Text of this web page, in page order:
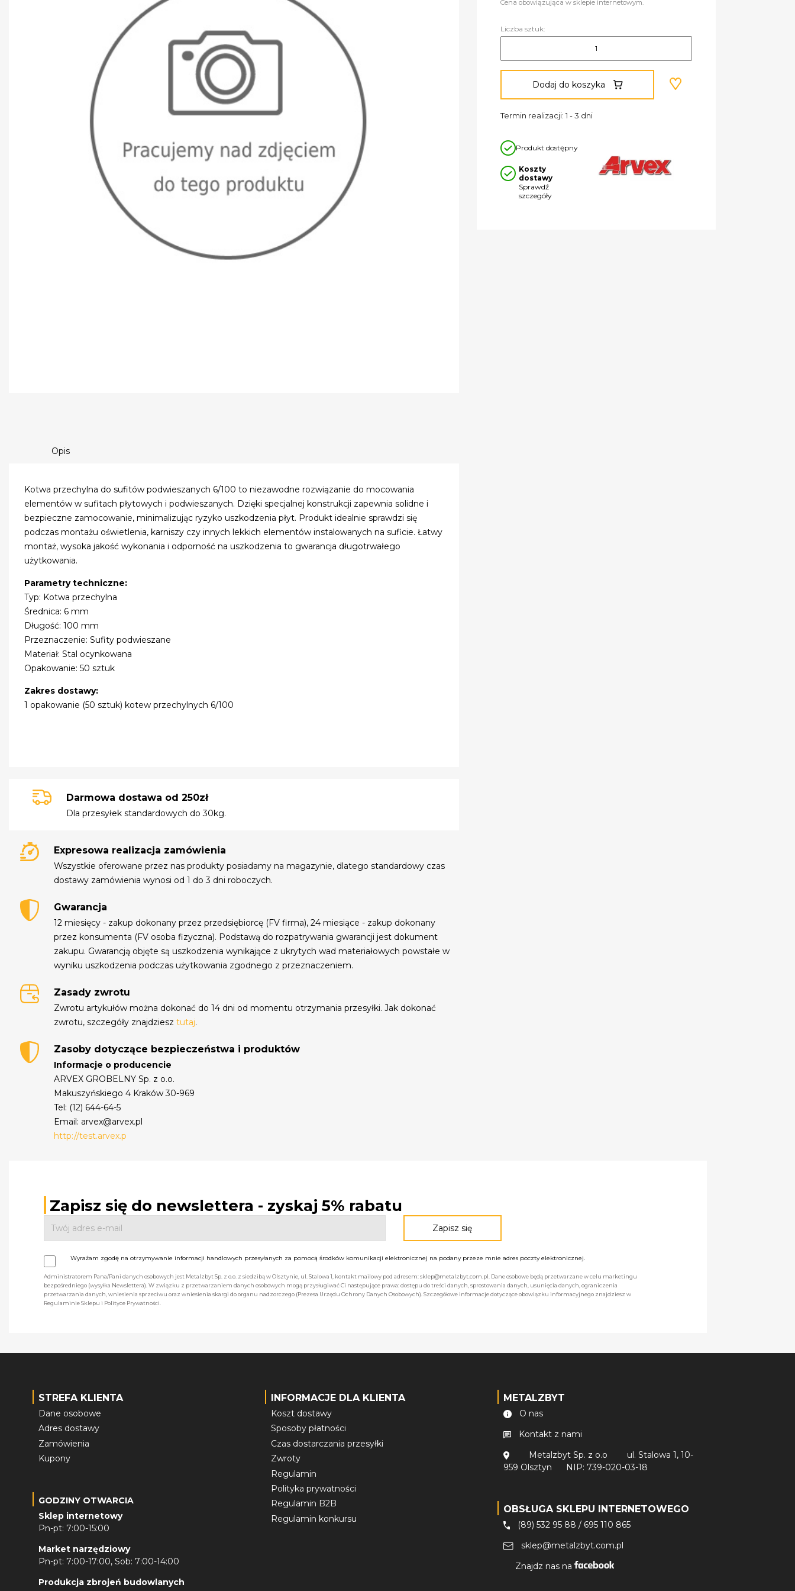
Opis
Kotwa przechylna do sufitów podwieszanych 6/100 to niezawodne rozwiązanie do mocowania
elementów w sufitach płytowych i podwieszanych. Dzięki specjalnej konstrukcji zapewnia solidne i
bezpieczne zamocowanie, minimalizując ryzyko uszkodzenia płyt. Produkt idealnie sprawdzi się
podczas montażu oświetlenia, karniszy czy innych lekkich elementów instalowanych na suficie. Łatwy
montaż, wysoka jakość wykonania i odporność na uszkodzenia to gwarancja długotrwałego
użytkowania.
Parametry techniczne:
Typ: Kotwa przechylna
Średnica: 6 mm
Długość: 100 mm
Przeznaczenie: Sufity podwieszane
Materiał: Stal ocynkowana
Opakowanie: 50 sztuk
Zakres dostawy:
1 opakowanie (50 sztuk) kotew przechylnych 6/100
Darmowa dostawa od 250zł
Dla przesyłek standardowych do 30kg.
Expresowa realizacja zamówienia
Wszystkie oferowane przez nas produkty posiadamy na magazynie, dlatego standardowy czas
dostawy zamówienia wynosi od 1 do 3 dni roboczych.
Gwarancja
12 miesięcy - zakup dokonany przez przedsiębiorcę (FV firma), 24 miesiące - zakup dokonany
przez konsumenta (FV osoba fizyczna). Podstawą do rozpatrywania gwarancji jest dokument
zakupu. Gwarancją objęte są uszkodzenia wynikające z ukrytych wad materiałowych powstałe w
wyniku uszkodzenia podczas użytkowania zgodnego z przeznaczeniem.
Zasady zwrotu
Zwrotu artykułów można dokonać do 14 dni od momentu otrzymania przesyłki. Jak dokonać
zwrotu, szczegóły znajdziesztutaj.
Zasoby dotyczące bezpieczeństwa i produktów
Informacje o producencie
ARVEX GROBELNY Sp. z o.o.
Makuszyńskiego 4 Kraków 30-969
Tel: (12) 644-64-5
Email: arvex@arvex.pl
http://test.arvex.p
Cena obowiązująca w sklepie internetowym.
Liczba sztuk:
Dodaj do koszyka
Termin realizacji: 1 - 3 dni
Produkt dostępny
Koszty
dostawy
Sprawdź
szczegóły
Zapisz się do newslettera - zyskaj 5% rabatu
Wyrażam zgodę na otrzymywanie informacji handlowych przesyłanych za pomocą środków komunikacji elektronicznej na podany przeze mnie adres poczty elektronicznej.
Administratorem Pana/Pani danych osobowych jest Metalzbyt Sp. z o.o. z siedzibą w Olsztynie, ul. Stalowa 1, kontakt mailowy pod adresem: sklep@metalzbyt.com.pl. Dane osobowe będą przetwarzane w celu marketingu
bezpośredniego (wysyłka Newslettera). W związku z przetwarzaniem danych osobowych mogą przysługiwać Ci następujące prawa: dostępu do treści danych, sprostowania danych, usunięcia danych, ograniczenia
przetwarzania danych, wniesienia sprzeciwu oraz wniesienia skargi do organu nadzorczego (Prezesa Urzędu Ochrony Danych Osobowych). Szczegółowe informacje dotyczące obowiązku informacyjnego znajdziesz w
Regulaminie Sklepu i Polityce Prywatności.
STREFA KLIENTA
Dane osobowe
Adres dostawy
Zamówienia
Kupony
GODZINY OTWARCIA
Sklep internetowy
Pn-pt: 7:00-15:00
Market narzędziowy
Pn-pt: 7:00-17:00, Sob: 7:00-14:00
Produkcja zbrojeń budowlanych
INFORMACJE DLA KLIENTA
Koszt dostawy
Sposoby płatności
Czas dostarczania przesyłki
Zwroty
Regulamin
Polityka prywatności
Regulamin B2B
Regulamin konkursu
METALZBYT
O nas
Kontakt z nami
Metalzbyt Sp. z o.o
ul. Stalowa 1, 10-
959 Olsztyn
NIP: 739-020-03-18
OBSŁUGA SKLEPU INTERNETOWEGO
(89) 532 95 88 / 695 110 865
sklep@metalzbyt.com.pl
Znajdz nas na